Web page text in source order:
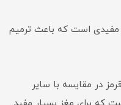
مفیدی است که باعث ترمیم
در مقایسه با سایر